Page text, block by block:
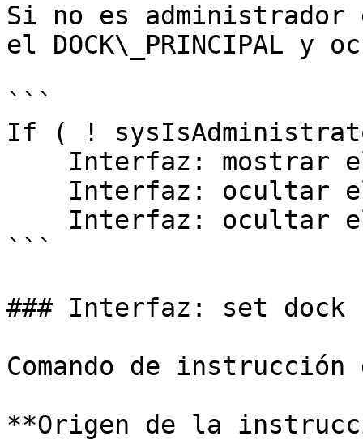
Si no es administrador
el DOCK\_PRINCIPAL y
```
If ( !
```
### Interfaz: set dock
Comando de
**Origen de la